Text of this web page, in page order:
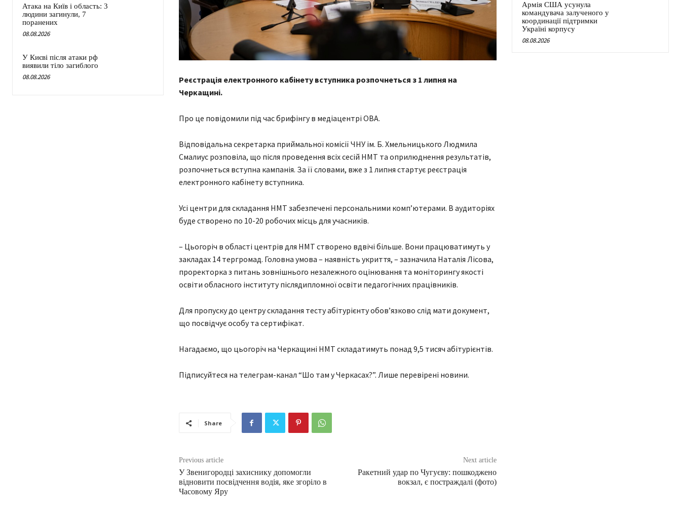
Атака на Київ і область: 3
людини загинули, 7
поранених
08.08.2026
У Києві після атаки рф
виявили тіло загиблого
08.08.2026
Реєстрація електронного кабінету вступника розпочнеться з 1 липня на
Черкащині.
Про це повідомили під час брифінгу в медіацентрі ОВА.
Відповідальна секретарка приймальної комісії ЧНУ ім. Б. Хмельницького Людмила
Смалиус розповіла, що після проведення всіх сесій НМТ та оприлюднення результатів,
розпочнеться вступна кампанія. За її словами, вже з 1 липня стартує реєстрація
електронного кабінету вступника.
Усі центри для складання НМТ забезпечені персональними комп’ютерами. В аудиторіях
буде створено по 10-20 робочих місць для учасників.
– Цьогоріч в області центрів для НМТ створено вдвічі більше. Вони працюватимуть у
закладах 14 тергромад. Головна умова – наявність укриття, – зазначила Наталія Лісова,
проректорка з питань зовнішнього незалежного оцінювання та моніторингу якості
освіти обласного інституту післядипломної освіти педагогічних працівників.
Для пропуску до центру складання тесту абітурієнту обов’язково слід мати документ,
що посвідчує особу та сертифікат.
Нагадаємо, що цьогоріч на Черкащині НМТ складатимуть понад 9,5 тисяч абітурієнтів.
Підписуйтеся на телеграм-канал “Шо там у Черкасах?”. Лише перевірені новини.
Share
Previous article
У Звенигородці захиснику допомогли
відновити посвідчення водія, яке згоріло в
Часовому Яру
Next article
Ракетний удар по Чугуєву: пошкоджено
вокзал, є постраждалі (фото)
Армія США усунула
командувача залученого у
координації підтримки
Україні корпусу
08.08.2026